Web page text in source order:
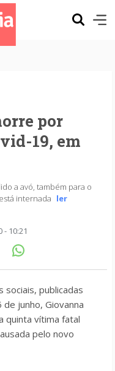
por
19, em
a avó, também para o
internada ler
- 10:21
publicadas
junho, Giovanna
quinta vítima fatal
pelo novo